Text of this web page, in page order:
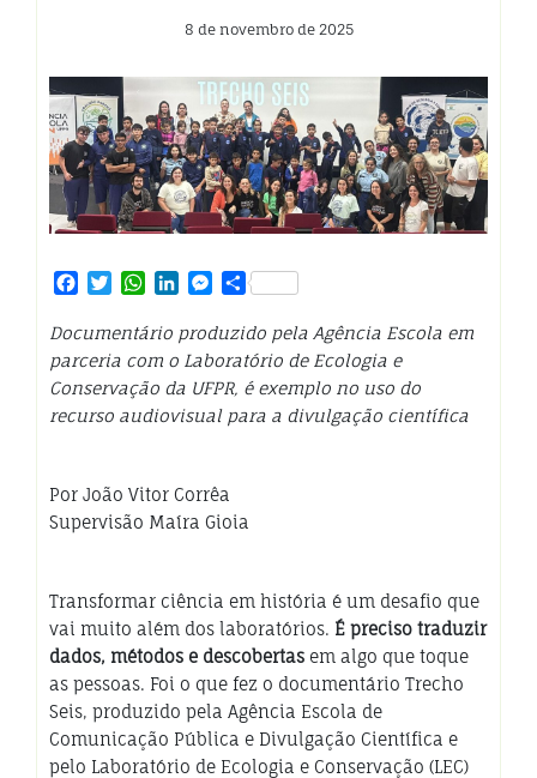
8 de novembro de 2025
Facebook
TwitterWhatsApp
LinkedInMessenger
Share
Documentário produzido pela Agência Escola em
parceria com o Laboratório de Ecologia e
Conservação da UFPR, é exemplo no uso do
recurso audiovisual para a divulgação científica
Por João Vitor Corrêa
Supervisão Maíra Gioia
Transformar ciência em história é um desafio que
vai muito além dos laboratórios. É preciso traduzir
dados, métodos e descobertas em algo que toque
as pessoas. Foi o que fez o documentário Trecho
Seis, produzido pela Agência Escola de
Comunicação Pública e Divulgação Científica e
pelo Laboratório de Ecologia e Conservação (LEC)